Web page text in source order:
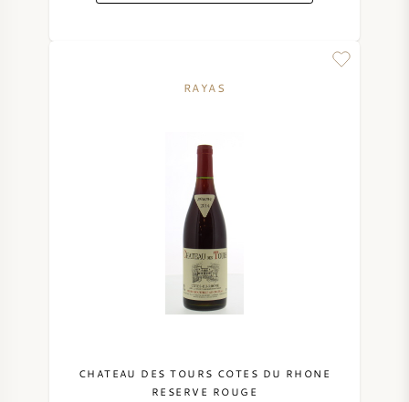
RAYAS
CHATEAU DES TOURS COTES DU RHONE
RESERVE ROUGE